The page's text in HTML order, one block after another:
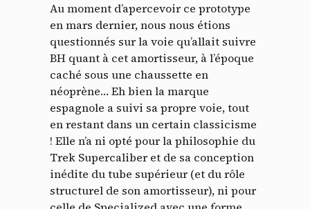
Au moment d’apercevoir ce prototype
en mars dernier, nous nous étions
questionnés sur la voie qu’allait suivre
BH quant à cet amortisseur, à l’époque
caché sous une chaussette en
néoprène… Eh bien la marque
espagnole a suivi sa propre voie, tout
en restant dans un certain classicisme
! Elle n’a ni opté pour la philosophie du
Trek Supercaliber et de sa conception
inédite du tube supérieur (et du rôle
structurel de son amortisseur), ni pour
Panneau de gestion des
cookies
En autorisant ces services tiers, vous acceptez le dépôt et la
lecture de cookies et l'utilisation de technologies de suivi
nécessaires à leur bon fonctionnement.